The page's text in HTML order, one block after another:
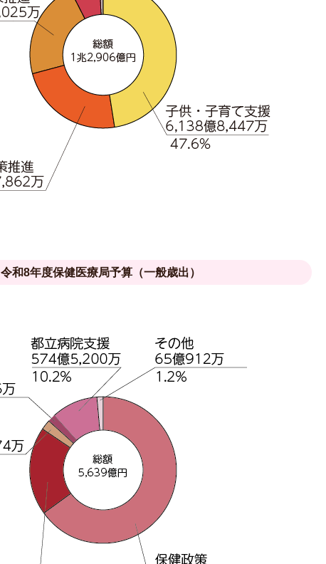
令和8年度保健医療局予算（一般歳出）